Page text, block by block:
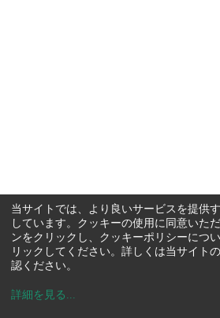
当サイトでは、より良いサービスを提供
しています。クッキーの使用に同意いた
ンをクリックし、クッキーポリシーにつ
リックしてください。詳しくは当サイトの
認ください。
詳細を見る ...